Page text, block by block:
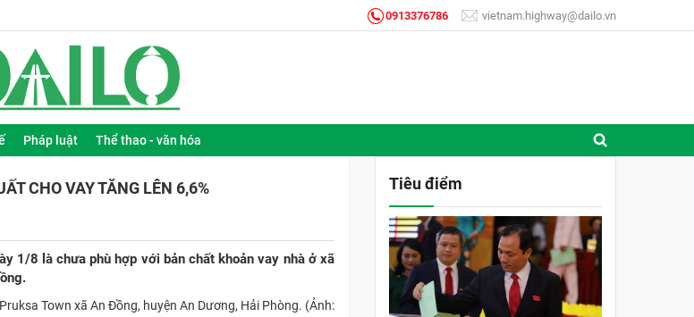
0913376786 vietnam.highway@dailo.vn
Pháp luật Thể thao - văn hóa
CHO VAY TĂNG LÊN 6,6%
1/8 là chưa phù hợp với bản chất khoản vay nhà ở xã
Tiêu điểm